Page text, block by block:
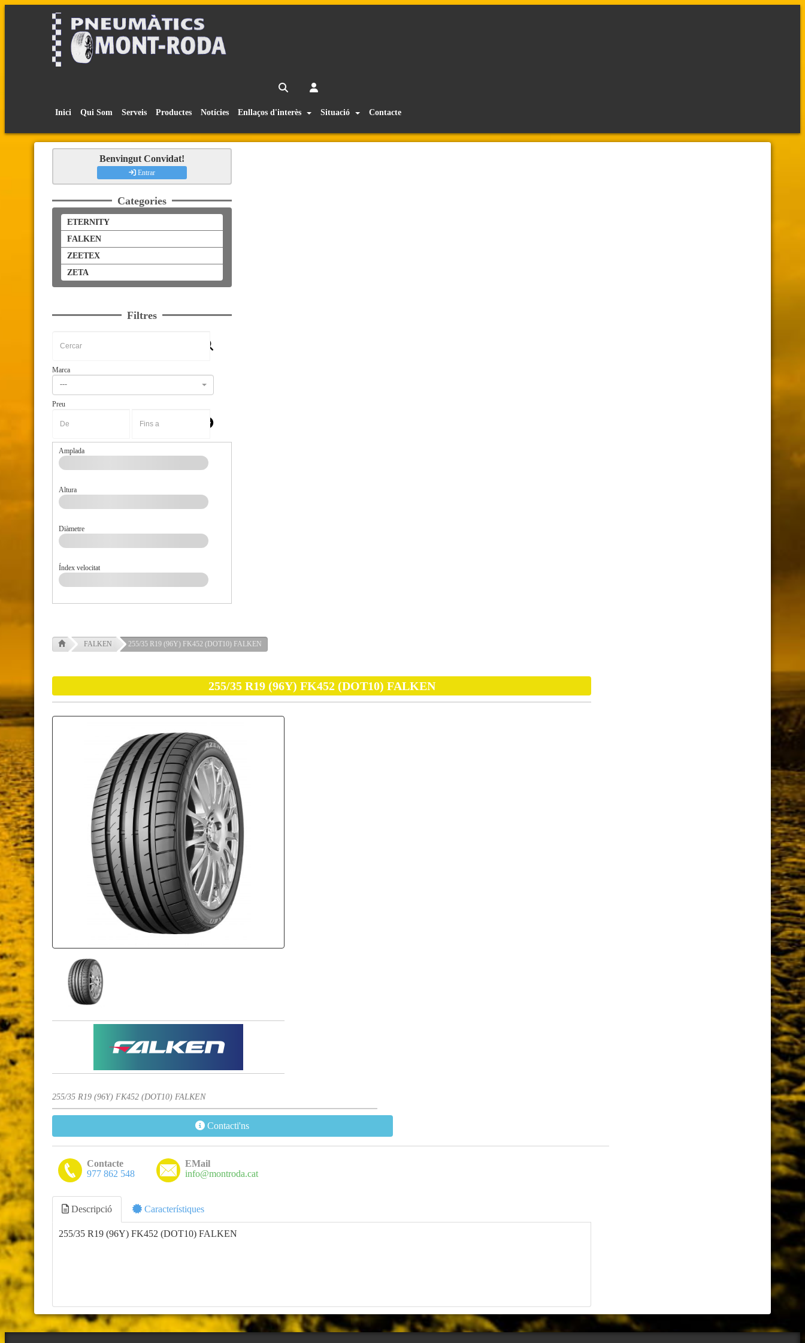
Inici Qui Som Serveis Productes Notícies Enllaços d'interès Situació Contacte
Benvingut Convidat!
Entrar
Categories
ETERNITY
FALKEN
ZEETEX
ZETA
Filtres
Marca
---
Preu
Amplada
Altura
Diàmetre
Índex velocitat
FALKEN 255/35 R19 (96Y) FK452 (DOT10) FALKEN
255/35 R19 (96Y) FK452 (DOT10) FALKEN
255/35 R19 (96Y) FK452 (DOT10) FALKEN
Contacti'ns
Contacte
977 862 548
EMail
info@montroda.cat
Descripció Característiques
255/35 R19 (96Y) FK452 (DOT10) FALKEN